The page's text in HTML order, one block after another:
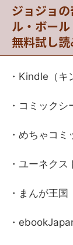
ジョジョ
ル・ボー
無料試し読
・Kindle（キ
・コミックシ
・めちゃコミ
・ユーネクス
・まんが王国
・